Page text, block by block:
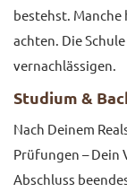
bestehst. Manche
achten. Die
vernachlässigen.
Studium &
Nach Deinem
Prüfungen – Dein
Abschluss